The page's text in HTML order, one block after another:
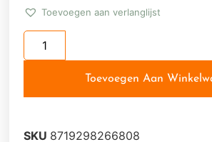
Toevoegen aan verlanglijst
Toevoegen Aan
SKU 8719298266808